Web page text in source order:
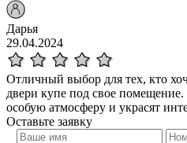
Дарья
29.04.2024
Отличный выбор для тех, кто
двери купе под свое
особую атмосферу и украсят
Оставьте заявку